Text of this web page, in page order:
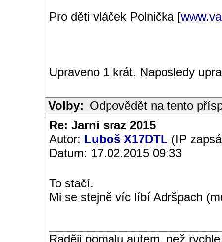
Pro děti vláček Polnička [
Upraveno 1 krát. Naposledy
Volby: Odpovědět na tento
Re: Jarní sraz 2015
Autor: Luboš X17DTL (IP
Datum: 17.02.2015 09:33
To stačí.
Mi se stejně víc líbí Adršpach
Raději pomalu autem, než